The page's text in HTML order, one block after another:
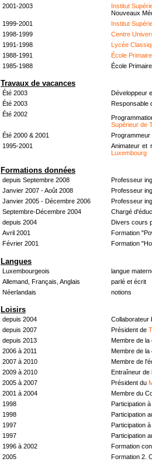
2001-2003
Institut
Nouveaux
1999-2001
Institut
1998-1999
Centre
1991-1998
Lycée
1988-1991
École
1985-1988
École
Travaux de vacances
Été 2003
Développeur
Été 2003
Responsable
Été 2002
Supérieur de
Été 2000 & 2001
Programmeur
1995-2001
Animateur et
Luxembourg
Formations données
depuis Septembre 2008
Professeur
Janvier 2007 - Août 2008
Professeur
Janvier 2005 - Décembre 2006
Professeur
Septembre-Décembre 2004
Chargé
depuis 2004
Divers cours
Avril 2001
Formation
Février 2001
Formation
Langues
Luxembourgeois
langue
Allemand, Français, Anglais
parlé et écrit
Néerlandais
notions
Loisirs
depuis 2004
Collaborateur
depuis 2007
Président de
depuis 2013
Membre de
2006 à 2011
Membre de
2007 à 2010
Membre de
2009 à 2010
Entraîneur de
2005 à 2007
Président du
2001 à 2004
Membre du
1998
Participation à
1998
Participation
1997
Participation à
1997
Participation
1996 à 2002
Formation
2005
Formation 2.